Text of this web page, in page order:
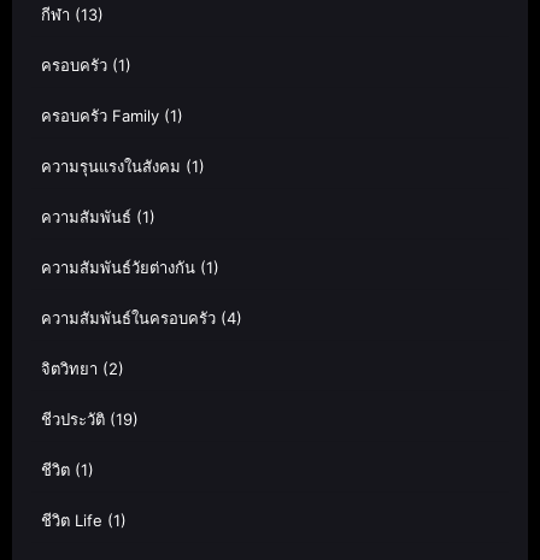
กีฬา (13)
ครอบครัว (1)
ครอบครัว Family (1)
ความรุนแรงในสังคม (1)
ความสัมพันธ์ (1)
ความสัมพันธ์วัยต่างกัน (1)
ความสัมพันธ์ในครอบครัว (4)
จิตวิทยา (2)
ชีวประวัติ (19)
ชีวิต (1)
ชีวิต Life (1)